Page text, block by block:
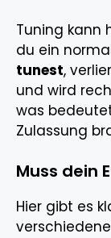
Tuning kann
du ein
tunest,
und wird
was
Zulassung
Muss dein
Hier gibt es